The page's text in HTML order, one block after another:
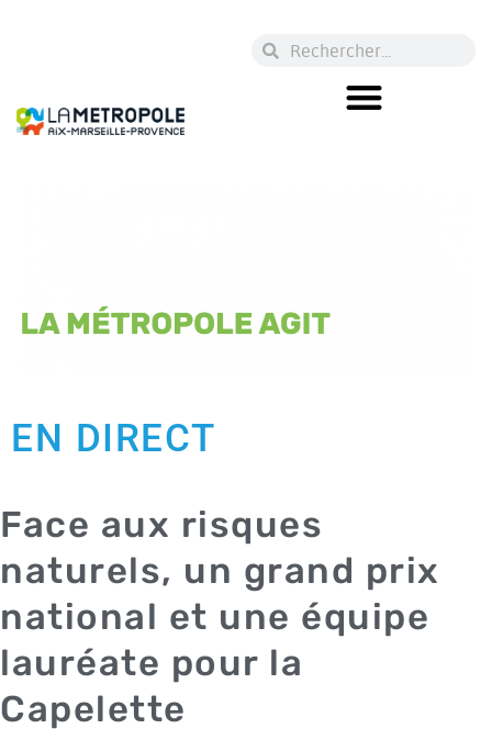
EN DIRECT
Face aux risques
naturels, un grand prix
national et une équipe
lauréate pour la
Capelette